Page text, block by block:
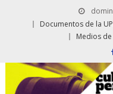
Documentos de la
Medios